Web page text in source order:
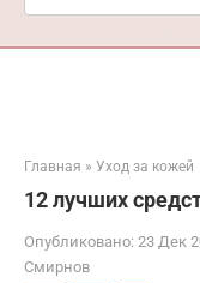
Главная » Уход за кожей
12 лучших
Опубликовано: 23 Дек
Смирнов